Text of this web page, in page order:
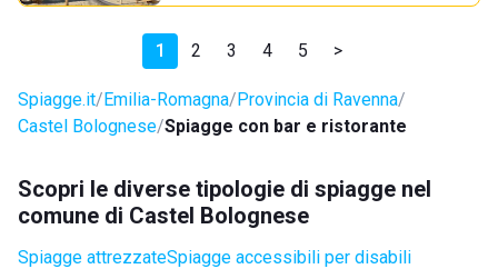
1 2 3 4 5 >
Spiagge.it Emilia-Romagna Provincia di Ravenna
Castel Bolognese Spiagge con bar e ristorante
Scopri le diverse tipologie di spiagge nel
comune di Castel Bolognese
Spiagge attrezzateSpiagge accessibili per disabili